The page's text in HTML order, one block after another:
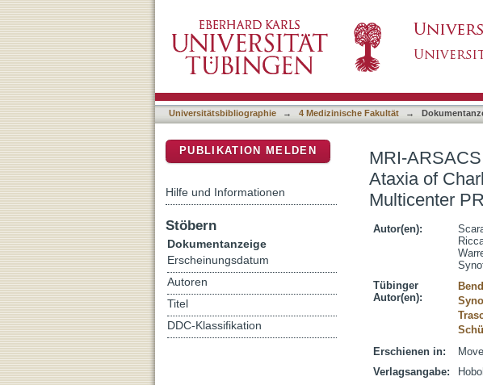
MRI-ARSACS: An Imaging Index for
(ARSACS) Identification Based on the
Universitätsbibliographie → 4 Medizinische Fakultät →
MRI-
Ataxia of
Multicenter
Autor(en):
Tübinger
Autor(en):
Erschienen in:
Verlagsangabe:
PUBLIKATION MELDEN
Hilfe und Informationen
Stöbern
Dokumentanzeige
Erscheinungsdatum
Autoren
Titel
DDC-Klassifikation